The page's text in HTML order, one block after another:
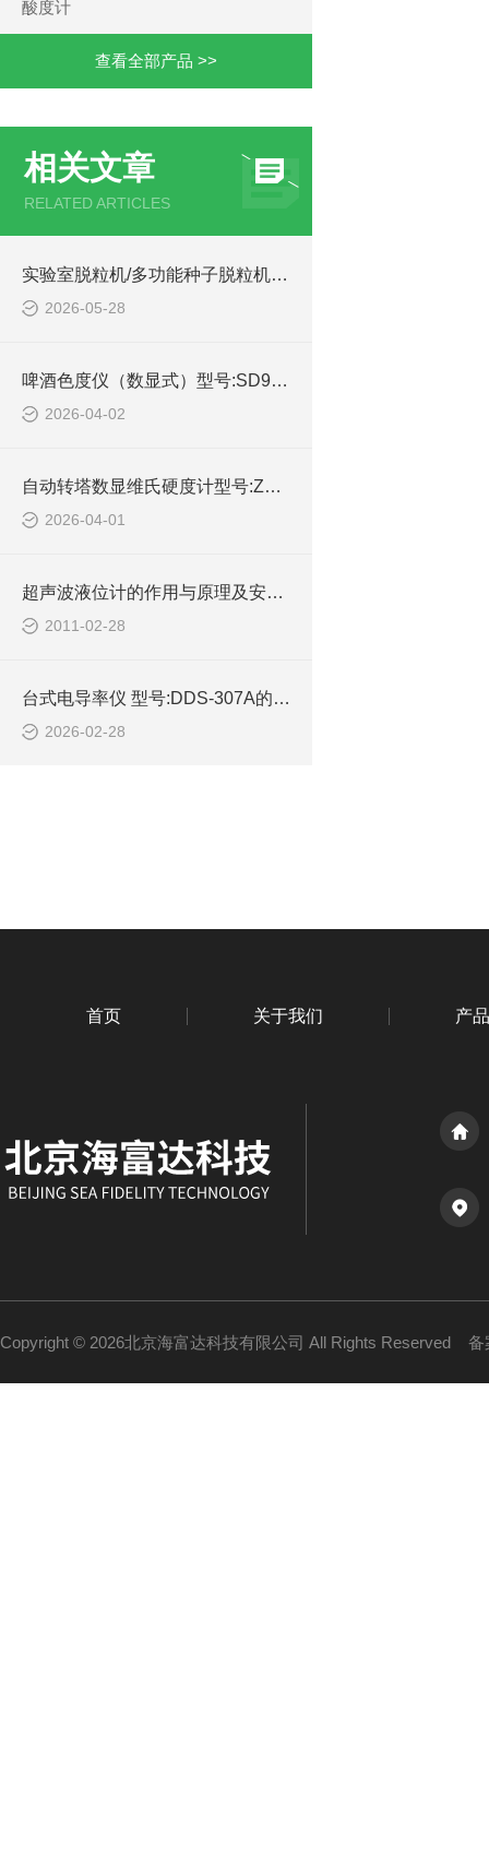
酸度计
查看全部产品 >>
相关文章
RELATED ARTICLES
实验室脱粒机/多功能种子脱粒机型号:SC-TH12的简单介绍
2026-05-28
啤酒色度仪（数显式）型号:SD9012的技术参数
2026-04-02
自动转塔数显维氏硬度计型号:ZX/YQVSX-30Z的技术参数
2026-04-01
超声波液位计的作用与原理及安装事项
2011-02-28
台式电导率仪 型号:DDS-307A的介绍
2026-02-28
首页 关于我们 产
Copyright © 2026北京海富达科技有限公司 All Rights Reserved 备